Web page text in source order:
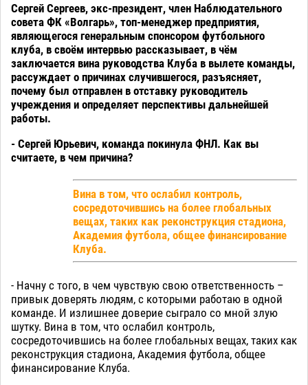
Сергей Сергеев, экс-президент, член Наблюдательного
совета ФК «Волгарь», топ-менеджер предприятия,
являющегося генеральным спонсором футбольного
клуба, в своём интервью рассказывает, в чём
заключается вина руководства Клуба в вылете команды,
рассуждает о причинах случившегося, разъясняет,
почему был отправлен в отставку руководитель
учреждения и определяет перспективы дальнейшей
работы.
- Сергей Юрьевич, команда покинула ФНЛ. Как вы
считаете, в чем причина?
Вина в том, что ослабил контроль,
сосредоточившись на более глобальных
вещах, таких как реконструкция стадиона,
Академия футбола, общее финансирование
Клуба.
- Начну с того, в чем чувствую свою ответственность –
привык доверять людям, с которыми работаю в одной
команде. И излишнее доверие сыграло со мной злую
шутку. Вина в том, что ослабил контроль,
сосредоточившись на более глобальных вещах, таких как
реконструкция стадиона, Академия футбола, общее
финансирование Клуба.